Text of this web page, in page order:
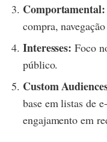
Comportamental:
compra,
Interesses: Foco
público.
Custom
base em listas de
engajamento em